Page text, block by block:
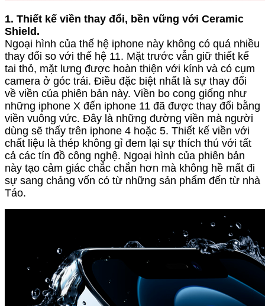
1. Thiết kế viền thay đổi, bền vững với Ceramic
Shield.
Ngoại hình của thế hệ iphone này không có quá nhiều
thay đổi so với thế hệ 11. Mặt trước vẫn giữ thiết kế
tai thỏ, mặt lưng được hoàn thiện với kính và có cụm
camera ở góc trái. Điều đặc biệt nhất là sự thay đổi
về viền của phiên bản này. Viền bo cong giống như
những iphone X đến iphone 11 đã được thay đổi bằng
viền vuông vức. Đây là những đường viền mà người
dùng sẽ thấy trên iphone 4 hoặc 5. Thiết kế viền với
chất liệu là thép không gỉ đem lại sự thích thú với tất
cả các tín đồ công nghệ. Ngoại hình của phiên bản
này tạo cảm giác chắc chắn hơn mà không hề mất đi
sự sang chảng vốn có từ những sản phẩm đến từ nhà
Táo.